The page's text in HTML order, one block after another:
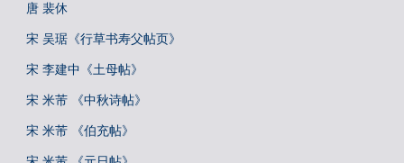
唐 裴休
宋 吴琚《行草书寿父帖页》
宋 李建中《土母帖》
宋 米芾 《中秋诗帖》
宋 米芾 《伯充帖》